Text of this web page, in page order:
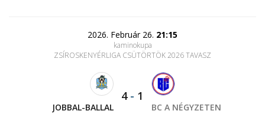
2026. Február 26. 21:15
kaminokupa
ZSÍROSKENYÉRLIGA CSÜTÖRTÖK 2026 TAVASZ
JOBBAL-BALLAL
4- 1
BC A NÉGYZETEN